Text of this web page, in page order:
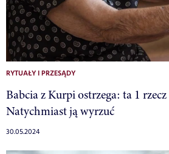
RYTUAŁY I PRZESĄDY
Babcia z Kurpi ostrzega: ta 1 rzecz
Natychmiast ją wyrzuć
30.05.2024